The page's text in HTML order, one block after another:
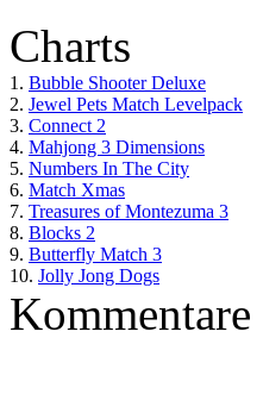
Charts
1. Bubble Shooter Deluxe
2. Jewel Pets Match Levelpack
3. Connect 2
4. Mahjong 3 Dimensions
5. Numbers In The City
6. Match Xmas
7. Treasures of Montezuma 3
8. Blocks 2
9. Butterfly Match 3
10. Jolly Jong Dogs
Kommentare